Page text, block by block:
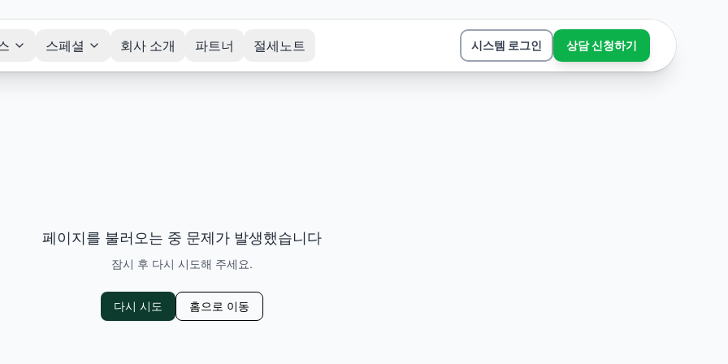
스페셜 회사 소개 파트너 절세노트 시스템 로그인 상담 신청하기
페이지를 불러오는 중 문제가 발생했습니다
잠시 후 다시 시도해 주세요.
다시 시도 홈으로 이동